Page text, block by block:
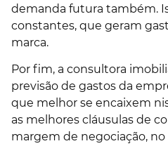
demanda futura também.
constantes, que geram
marca.
Por fim, a consultora
previsão de gastos da
que melhor se encaixem
as melhores cláusulas de
margem de negociação,